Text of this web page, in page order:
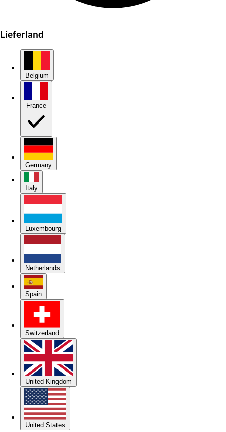
Lieferland
Belgium
Germany
Italy
Luxembourg
Netherlands
Spain
Switzerland
United Kingdom
United States